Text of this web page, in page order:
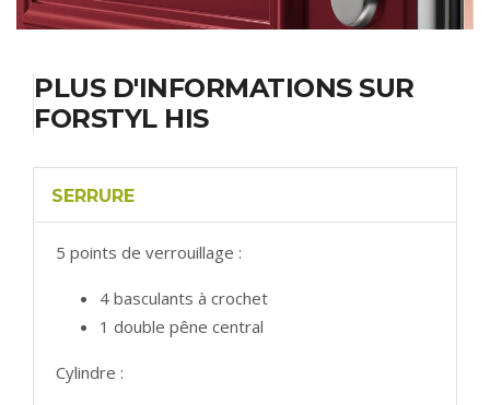
PLUS D'INFORMATIONS SUR
FORSTYL HIS
SERRURE
5 points de verrouillage :
4 basculants à crochet
1 double pêne central
Cylindre :